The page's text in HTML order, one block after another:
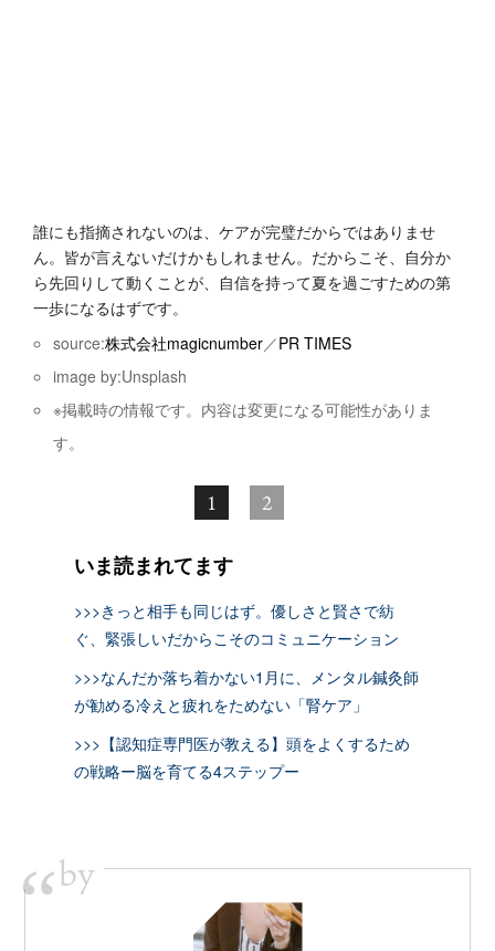
誰にも指摘されないのは、ケアが完璧だからではありませ
ん。皆が言えないだけかもしれません。だからこそ、自分か
ら先回りして動くことが、自信を持って夏を過ごすための第
一歩になるはずです。
source:株式会社magicnumber／PR TIMES
image by:Unsplash
※掲載時の情報です。内容は変更になる可能性がありま
す。
1 2
いま読まれてます
>>>きっと相手も同じはず。優しさと賢さで紡
ぐ、緊張しいだからこそのコミュニケーション
>>>なんだか落ち着かない1月に、メンタル鍼灸師
が勧める冷えと疲れをためない「腎ケア」
>>>【認知症専門医が教える】頭をよくするため
の戦略ー脳を育てる4ステップー
“by